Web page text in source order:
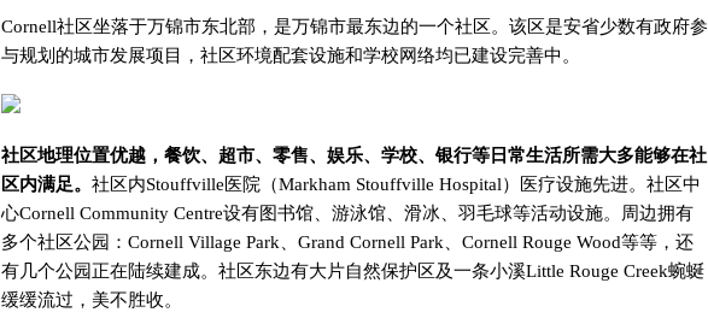
Cornell社区坐落于万锦市东北部，是万锦市最东边的一个社区。 该区是安省少数有政府参
与规划的城市发展项目，社区环境配套设施和学校网络均已建设完善中。
社区地理位置优越，餐饮、超市、零售、娱乐、学校、银行等日常生活所需大多能够在社
区内满足。 社区内Stouffville医院（Markham Stouffville Hospital）医疗设施先进。 社区中
心Cornell Community Centre设有图书馆、游泳馆、滑冰、羽毛球等活动设施。
周边拥有
多个社区公园： Cornell Village Park、Grand Cornell Park、Cornell Rouge Wood等等，还
有几个公园正在陆续建成。 社区东边有大片自然保护区及一条小溪Little Rouge Creek蜿蜒
缓缓流过，美不胜收。